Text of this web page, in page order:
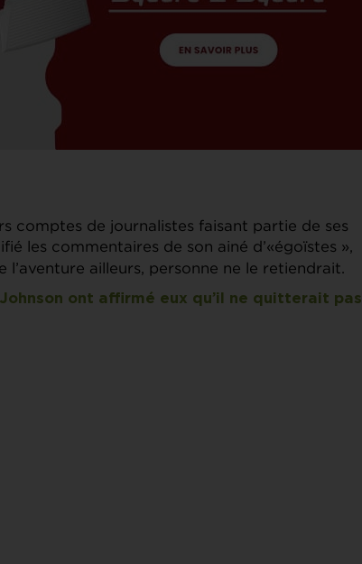
comptes de journalistes faisant partie de ses
les commentaires de son ainé d’«égoïstes »,
ailleurs, personne ne le retiendrait.
ont affirmé eux qu’il ne quitterait pas